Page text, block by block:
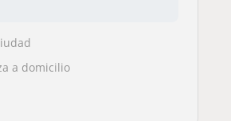
a domicilio